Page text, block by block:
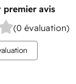
premier avis
(0 évaluation)